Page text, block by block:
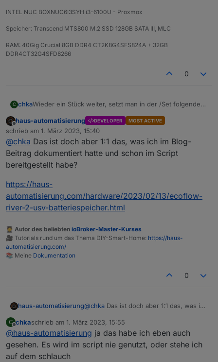
INTEL NUC BOXNUC6I3SYH i3-6100U - Proxmox
Speicher: Transcend MTS800 M.2 SSD 128GB SATA III, MLC
RAM: 40Gig Crucial 8GB DDR4 CT2K8G4SFS824A + 32GB
DDR4CT32G4SFD8266
0
C chkaWieder ein Stück weiter, setzt man in der /Set folgendes
Jetzt muss es noch in das Script rein.
enable = 1 AN
enable = 0 AUS
{
  "params": {
    "out_freq": 255,
    "xboost": 255
  },
  "from": "iOS",
  "moduleType": 5,
  "operateType": "acOutCfg",
Offline
haus-automatisierung DEVELOPER MOST ACTIVE
schrieb am 1. März 2023, 15:40
zuletzt editiert von
@chka Das ist doch aber 1:1 das, was ich im Blog-
Beitrag dokumentiert hatte und schon im Script
bereitgestellt habe?
https://haus-
automatisierung.com/hardware/2023/02/13/ecoflow-
river-2-usv-batteriespeicher.html
🧑‍🎓 Autor des beliebten ioBroker-Master-Kurses
🎥 Tutorials rund um das Thema DIY-Smart-Home: https://haus-
automatisierung.com/
📚 Meine Dokumentation
0
haus-automatisierung@chka Das ist doch aber 1:1 das, was ich
schon im Script bereitgestellt habe?
https://haus-
automatisierung.com/hardware/2023/02
/13/ecoflow-river-2-usv-
batteriespeicher.html
C
Offline
chkaschrieb am 1. März 2023, 15:55
zuletzt editiert von
@haus-automatisierung ja das habe ich eben auch
gesehen. Es wird im script nie genutzt, oder stehe ich
auf dem schlauch